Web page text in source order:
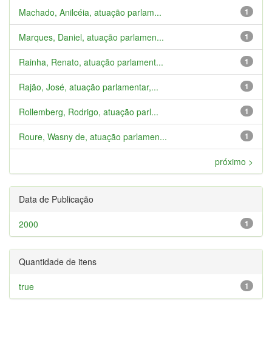
1
Machado, Anilcéia, atuação parlam...
1
Marques, Daniel, atuação parlamen...
1
Rainha, Renato, atuação parlament...
1
Rajão, José, atuação parlamentar,...
1
Rollemberg, Rodrigo, atuação parl...
1
Roure, Wasny de, atuação parlamen...
próximo >
Data de Publicação
1
2000
Quantidade de itens
1
true